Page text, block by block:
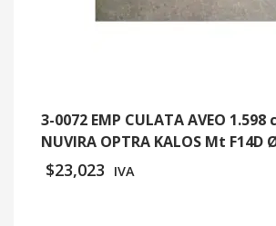
3-0072 EMP CULATA AVEO 1.598
NUVIRA OPTRA KALOS Mt F14D
$23,023 IVA